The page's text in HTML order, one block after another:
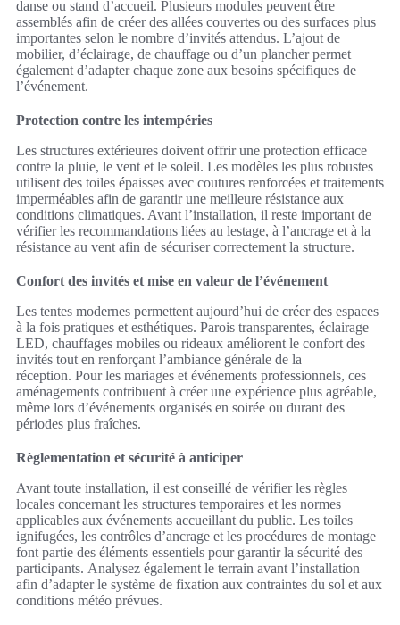
danse ou stand d’accueil. Plusieurs modules peuvent être
assemblés afin de créer des allées couvertes ou des surfaces plus
importantes selon le nombre d’invités attendus. L’ajout de
mobilier, d’éclairage, de chauffage ou d’un plancher permet
également d’adapter chaque zone aux besoins spécifiques de
l’événement.
Protection contre les intempéries
Les structures extérieures doivent offrir une protection efficace
contre la pluie, le vent et le soleil. Les modèles les plus robustes
utilisent des toiles épaisses avec coutures renforcées et traitements
imperméables afin de garantir une meilleure résistance aux
conditions climatiques. Avant l’installation, il reste important de
vérifier les recommandations liées au lestage, à l’ancrage et à la
résistance au vent afin de sécuriser correctement la structure.
Confort des invités et mise en valeur de l’événement
Les tentes modernes permettent aujourd’hui de créer des espaces
à la fois pratiques et esthétiques. Parois transparentes, éclairage
LED, chauffages mobiles ou rideaux améliorent le confort des
invités tout en renforçant l’ambiance générale de la
réception. Pour les mariages et événements professionnels, ces
aménagements contribuent à créer une expérience plus agréable,
même lors d’événements organisés en soirée ou durant des
périodes plus fraîches.
Règlementation et sécurité à anticiper
Avant toute installation, il est conseillé de vérifier les règles
locales concernant les structures temporaires et les normes
applicables aux événements accueillant du public. Les toiles
ignifugées, les contrôles d’ancrage et les procédures de montage
font partie des éléments essentiels pour garantir la sécurité des
participants. Analysez également le terrain avant l’installation
afin d’adapter le système de fixation aux contraintes du sol et aux
conditions météo prévues.